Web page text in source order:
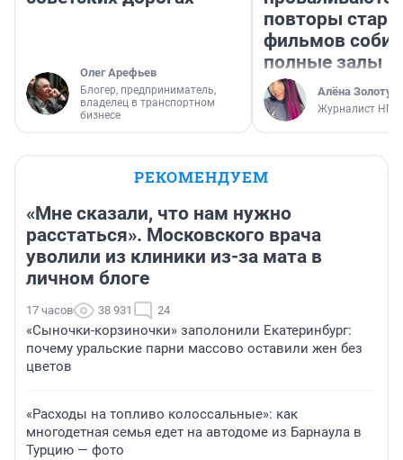
Олег Арефьев
Блогер, предприниматель,
владелец в транспортном
бизнесе
повторы
фильмов
полные залы
Алёна
Журналист НГС
РЕКОМЕНДУЕМ
«Мне сказали, что нам нужно
расстаться». Московского врача
уволили из клиники из-за мата в
личном блоге
17 часов 38 931 24
«Сыночки-корзиночки» заполонили Екатеринбург:
почему уральские парни массово оставили жен без
цветов
«Расходы на топливо колоссальные»: как
многодетная семья едет на автодоме из Барнаула в
Турцию — фото